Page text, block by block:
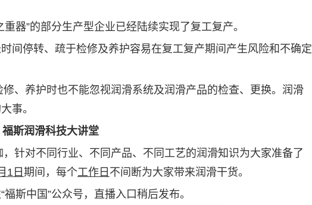
”的部分生产型企业已经陆续实现了复工复产。
停转、疏于检修及养护容易在复工复产期间产生风险和不确定
养护时也不能忽视润滑系统及润滑产品的检查、更换。润滑
事。
福斯润滑科技大讲堂
对不同行业、不同产品、不同工艺的润滑知识为大家准备了
1日 期间，每个工作日 不间断为大家带来润滑干货。
中国”公众号，直播入口稍后发布。